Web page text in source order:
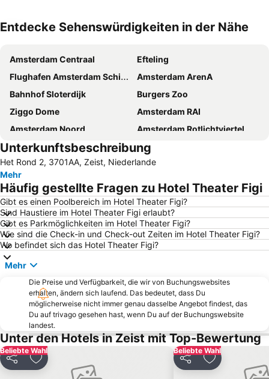
Entdecke Sehenswürdigkeiten in der Nähe
Amsterdam Centraal
Efteling
Flughafen Amsterdam Schiphol
Amsterdam ArenA
Bahnhof Sloterdijk
Burgers Zoo
Ziggo Dome
Amsterdam RAI
Amsterdam Noord
Amsterdam Rotlichtviertel
Utrecht Centraal Station
Jordaan
Anne Frank Museum
Amsterdam Oud-Zuid
Brabanthallen 's-Hertogenbosch
Amsterdam Centraal Metro Station
GelreDome
Bijlmer ArenA Metro Station
Zuidoost
De Pijp
Rijksmuseum Amsterdam
Holland Casino - Amsterdam
Leidseplein
Amsterdam Museum
Oost
Flughafen Schiphol
Hafen Amsterdam
Vondelpark
Olympic Stadium Amsterdam
Westpoort
Weesperzijde
Van Gogh Museum
Kröller-Müller Museum
Die Mühlen von Kinderdijk
De Hoge Veluwe
Unterkunftsbeschreibung
Het Rond 2, 3701AA, Zeist, Niederlande
Mehr
Häufig gestellte Fragen zu Hotel Theater Figi
Gibt es einen Poolbereich im Hotel Theater Figi?
Sind Haustiere im Hotel Theater Figi erlaubt?
Gibt es Parkmöglichkeiten im Hotel Theater Figi?
Wie sind die Check-in und Check-out Zeiten im Hotel Theater Figi?
Wo befindet sich das Hotel Theater Figi?
Mehr
Die Preise und Verfügbarkeit, die wir von Buchungswebsites
erhalten, ändern sich laufend. Das bedeutet, dass Du
möglicherweise nicht immer genau dasselbe Angebot findest, das
Du auf trivago gesehen hast, wenn Du auf der Buchungswebsite
landest.
Unter den Hotels in Zeist mit Top-Bewertung
Beliebte Wahl
Teilen Zu Favoriten hinzufügen
Beliebte Wahl
Teilen Zu Favoriten